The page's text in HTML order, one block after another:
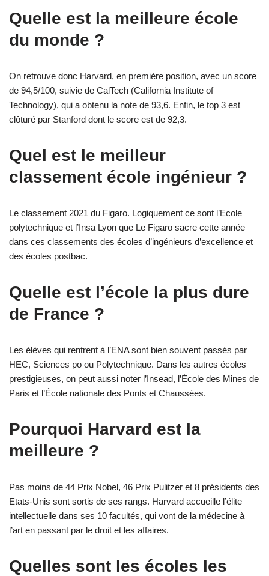
Quelle est la meilleure école
du monde ?
On retrouve donc Harvard, en première position, avec un score
de 94,5/100, suivie de CalTech (California Institute of
Technology), qui a obtenu la note de 93,6. Enfin, le top 3 est
clôturé par Stanford dont le score est de 92,3.
Quel est le meilleur
classement école ingénieur ?
Le classement 2021 du Figaro. Logiquement ce sont l’Ecole
polytechnique et l’Insa Lyon que Le Figaro sacre cette année
dans ces classements des écoles d’ingénieurs d’excellence et
des écoles postbac.
Quelle est l’école la plus dure
de France ?
Les élèves qui rentrent à l’ENA sont bien souvent passés par
HEC, Sciences po ou Polytechnique. Dans les autres écoles
prestigieuses, on peut aussi noter l’Insead, l’École des Mines de
Paris et l’École nationale des Ponts et Chaussées.
Pourquoi Harvard est la
meilleure ?
Pas moins de 44 Prix Nobel, 46 Prix Pulitzer et 8 présidents des
Etats-Unis sont sortis de ses rangs. Harvard accueille l’élite
intellectuelle dans ses 10 facultés, qui vont de la médecine à
l’art en passant par le droit et les affaires.
Quelles sont les écoles les